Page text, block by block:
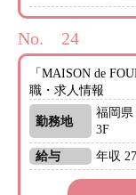
No.
「MAISON de
職・求人情報
勤務地
福岡県
3F
給与
年収